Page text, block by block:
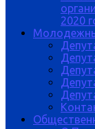
2020